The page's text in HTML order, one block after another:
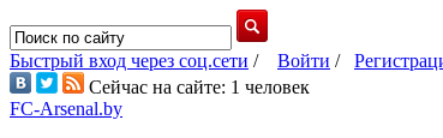
Быстрый вход через соц.сети / Войти /
Сейчас на сайте: 1 человек
FC-Arsenal.by